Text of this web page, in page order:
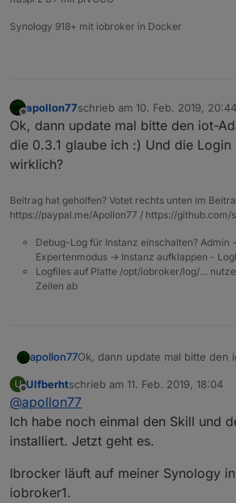
Synology 918+ mit iobroker in Docker
Offline
apollon77schrieb am 10. Feb. 2019, 20:44
zuletzt editiert von
Ok, dann update mal bitte den iot-
die 0.3.1 glaube ich :) Und die Login
wirklich?
Beitrag hat geholfen? Votet rechts unten im
https://paypal.me/Apollon77 / https://github.com/
Debug-Log für Instanz einschalten? Admin
Expertenmodus -> Instanz aufklappen -
Logfiles auf Platte /opt/iobroker/log/…
Zeilen ab
apollon77Ok, dann update mal bitte den iot-Adapter. Aktuell ist
wirklich?
U
Offline
Ulfberhtschrieb am 11. Feb. 2019, 18:04
zuletzt editiert von
@apollon77
Ich habe noch einmal den Skill und
installiert. Jetzt geht es.
Ibrocker läuft auf meiner Synology
iobroker1.